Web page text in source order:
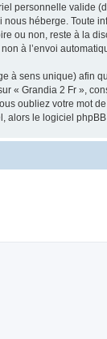
personnelle valide
héberge. Toute
ou non, reste à la
à l’envoi
à sens unique) afin
« Grandia 2 Fr »,
oubliez votre mot
alors le logiciel